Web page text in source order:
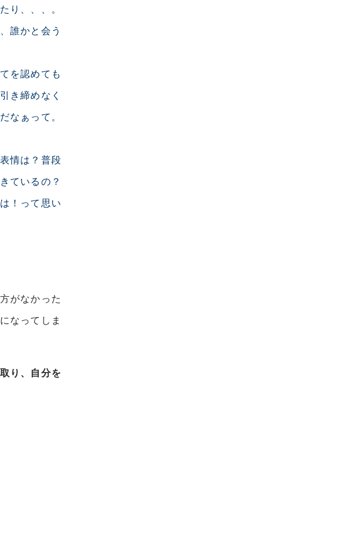
り、、、。
誰かと会う
を認めても
き締めなく
なぁって。
情は？普段
ているの？
！って思い
がなかった
なってしま
り、自分を